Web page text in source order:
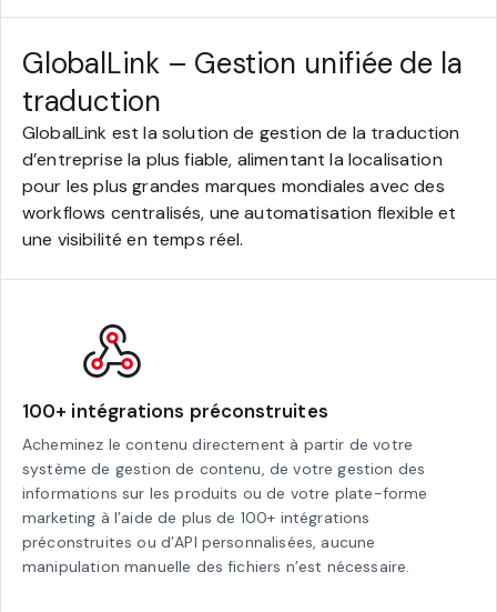
GlobalLink – Gestion unifiée de la
traduction
GlobalLink est la solution de gestion de la traduction
d’entreprise la plus fiable, alimentant la localisation
pour les plus grandes marques mondiales avec des
workflows centralisés, une automatisation flexible et
une visibilité en temps réel.
100+ intégrations préconstruites
Acheminez le contenu directement à partir de votre
système de gestion de contenu, de votre gestion des
informations sur les produits ou de votre plate-forme
marketing à l’aide de plus de 100+ intégrations
préconstruites ou d’API personnalisées, aucune
manipulation manuelle des fichiers n’est nécessaire.